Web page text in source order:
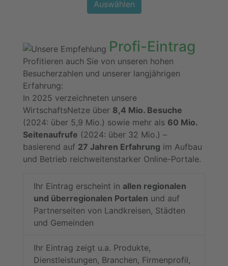
Auswählen
Profi-Eintrag
Profitieren auch Sie von unseren hohen
Besucherzahlen und unserer langjährigen
Erfahrung:
In 2025 verzeichneten unsere
WirtschaftsNetze über 8,4 Mio. Besuche
(2024: über 5,9 Mio.) sowie mehr als 60 Mio.
Seitenaufrufe (2024: über 32 Mio.) –
basierend auf 27 Jahren Erfahrung im Aufbau
und Betrieb reichweitenstarker Online-Portale.
Ihr Eintrag erscheint in allen regionalen
und überregionalen Portalen und auf
Partnerseiten von Landkreisen, Städten
und Gemeinden
Ihr Eintrag zeigt u.a. Produkte,
Dienstleistungen, Branchen, Firmenprofil,